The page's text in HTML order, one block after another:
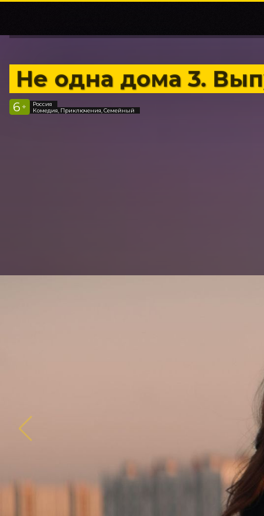
Не одна дома 3.
6 +
Россия
Комедия, Приключения, Семейный